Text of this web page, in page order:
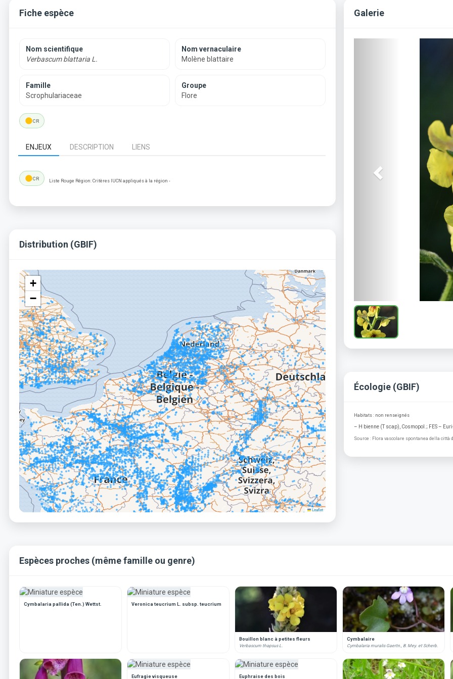
Fiche espèce
Nom scientifique
Verbascum blattaria L.
Nom vernaculaire
Molène blattaire
Famille
Scrophulariaceae
Groupe
Flore
lensCR
ENJEUX DESCRIPTION LIENS
lensCR Liste Rouge Région: Critères IUCN appliqués à la région -
Galerie
Distribution (GBIF)
+
−
Leaflet
Écologie (GBIF)
Habitats : non renseignés
– H bienne (T scap), Cosmopol.; FES –
Source : Flora vascolare spontanea della
Espèces proches (même famille ou genre)
Cymbalaria pallida (Ten.) Wettst. Veronica teucrium L. subsp. teucrium
Bouillon blanc à petites fleurs
Verbascum thapsus L.
Cymbalaire
Cymbalaria muralis Gaertn., B. Mey. et Scherb.
Eufragie visqueuse Euphraise des bois